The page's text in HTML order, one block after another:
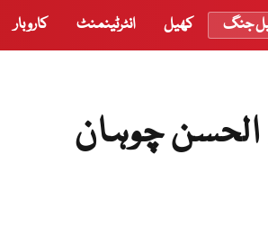
جنگ کھیل انٹرٹینمنٹ کاروبار
الحسن چوہان